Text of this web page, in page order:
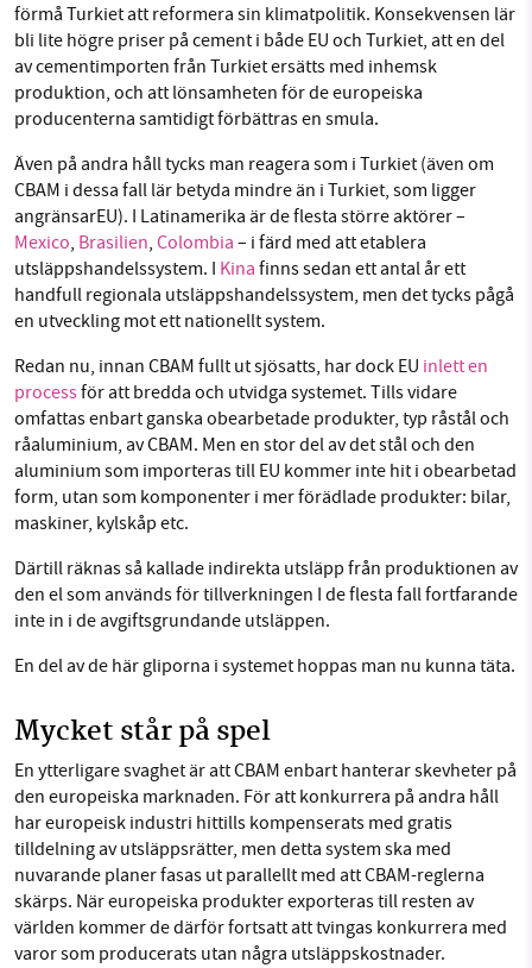
förmå Turkiet att reformera sin klimatpolitik. Konsekvensen lär
bli lite högre priser på cement i både EU och Turkiet, att en del
av cementimporten från Turkiet ersätts med inhemsk
produktion, och att lönsamheten för de europeiska
producenterna samtidigt förbättras en smula.
Även på andra håll tycks man reagera som i Turkiet (även om
CBAM i dessa fall lär betyda mindre än i Turkiet, som ligger
angränsarEU). I Latinamerika är de flesta större aktörer –
Mexico, Brasilien, Colombia – i färd med att etablera
utsläppshandelssystem. I Kina finns sedan ett antal år ett
handfull regionala utsläppshandelssystem, men det tycks pågå
en utveckling mot ett nationellt system.
Redan nu, innan CBAM fullt ut sjösatts, har dock EU inlett en
processför att bredda och utvidga systemet. Tills vidare
omfattas enbart ganska obearbetade produkter, typ råstål och
råaluminium, av CBAM. Men en stor del av det stål och den
aluminium som importeras till EU kommer inte hit i obearbetad
form, utan som komponenter i mer förädlade produkter: bilar,
maskiner, kylskåp etc.
Därtill räknas så kallade indirekta utsläpp från produktionen av
den el som används för tillverkningen I de flesta fall fortfarande
inte in i de avgiftsgrundande utsläppen.
En del av de här gliporna i systemet hoppas man nu kunna täta.
Mycket står på spel
En ytterligare svaghet är att CBAM enbart hanterar skevheter på
den europeiska marknaden. För att konkurrera på andra håll
har europeisk industri hittills kompenserats med gratis
tilldelning av utsläppsrätter, men detta system ska med
nuvarande planer fasas ut parallellt med att CBAM-reglerna
skärps. När europeiska produkter exporteras till resten av
världen kommer de därför fortsatt att tvingas konkurrera med
varor som producerats utan några utsläppskostnader.